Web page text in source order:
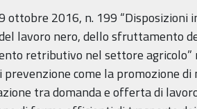
ottobre 2016, n. 199 “Disposizioni
lavoro nero, dello sfruttamento
retributivo nel settore
prevenzione come la promozione
tra domanda e offerta di